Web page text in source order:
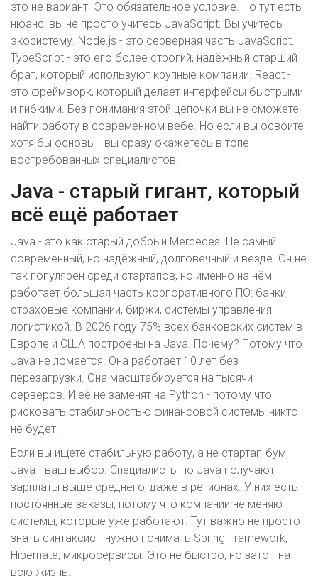
это не вариант. Это обязательное условие. Но тут есть
нюанс: вы не просто учитесь JavaScript. Вы учитесь
экосистему. Node.js - это серверная часть JavaScript.
TypeScript - это его более строгий, надёжный старший
брат, который используют крупные компании. React -
это фреймворк, который делает интерфейсы быстрыми
и гибкими. Без понимания этой цепочки вы не сможете
найти работу в современном вебе. Но если вы освоите
хотя бы основы - вы сразу окажетесь в топе
востребованных специалистов.
Java - старый гигант, который
всё ещё работает
Java - это как старый добрый Mercedes. Не самый
современный, но надёжный, долговечный и везде. Он не
так популярен среди стартапов, но именно на нём
работает большая часть корпоративного ПО: банки,
страховые компании, биржи, системы управления
логистикой. В 2026 году 75% всех банковских систем в
Европе и США построены на Java. Почему? Потому что
Java не ломается. Она работает 10 лет без
перезагрузки. Она масштабируется на тысячи
серверов. И её не заменят на Python - потому что
рисковать стабильностью финансовой системы никто
не будет.
Если вы ищете стабильную работу, а не стартап-бум,
Java - ваш выбор. Специалисты по Java получают
зарплаты выше среднего, даже в регионах. У них есть
постоянные заказы, потому что компании не меняют
системы, которые уже работают. Тут важно не просто
знать синтаксис - нужно понимать Spring Framework,
Hibernate, микросервисы. Это не быстро, но зато - на
всю жизнь.